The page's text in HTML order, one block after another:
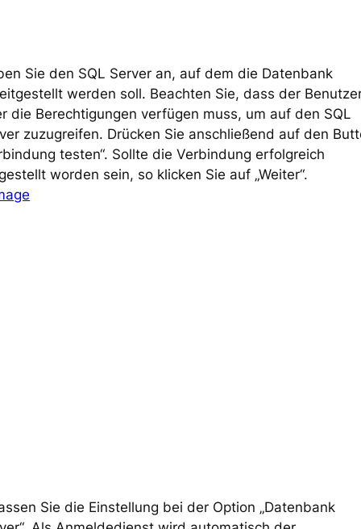
Sie den SQL Server an, auf dem die Datenbank
werden soll. Beachten Sie, dass der
die Berechtigungen verfügen muss, um auf den SQL
zuzugreifen. Drücken Sie anschließend auf den
testen“. Sollte die Verbindung erfolgreich
worden sein, so klicken Sie auf „Weiter“.
Sie die Einstellung bei der Option „Datenbank